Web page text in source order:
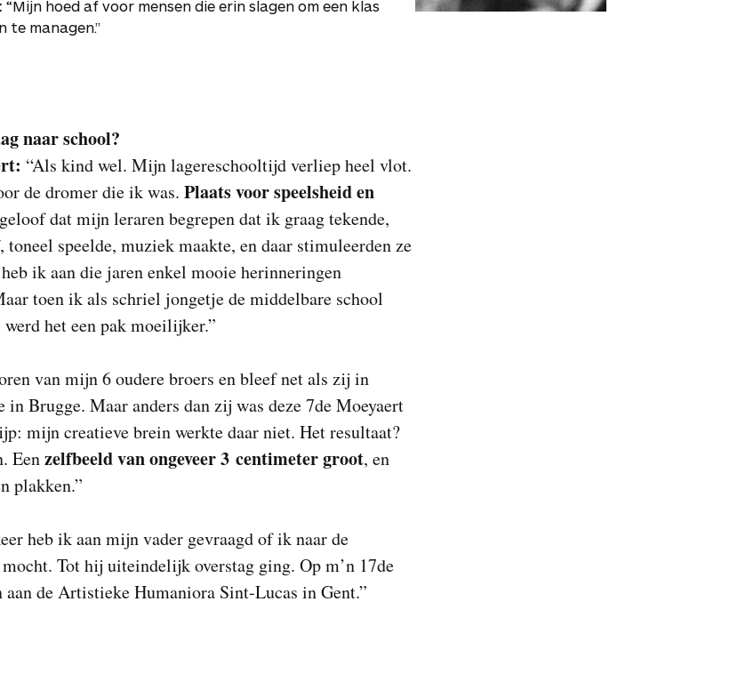
“Mijn hoed af voor mensen die erin slagen om een klas
te managen.”
naar school?
“Als kind wel. Mijn lagereschooltijd verliep heel vlot.
de dromer die ik was. Plaats voor speelsheid en
dat mijn leraren begrepen dat ik graag tekende,
toneel speelde, muziek maakte, en daar stimuleerden ze
ik aan die jaren enkel mooie herinneringen
toen ik als schriel jongetje de middelbare school
het een pak moeilijker.”
van mijn 6 oudere broers en bleef net als zij in
in Brugge. Maar anders dan zij was deze 7de Moeyaert
mijn creatieve brein werkte daar niet. Het resultaat?
Eenzelfbeeld van ongeveer 3 centimeter groot, en
plakken.”
heb ik aan mijn vader gevraagd of ik naar de
Tot hij uiteindelijk overstag ging. Op m’n 17de
de Artistieke Humaniora Sint-Lucas in Gent.”